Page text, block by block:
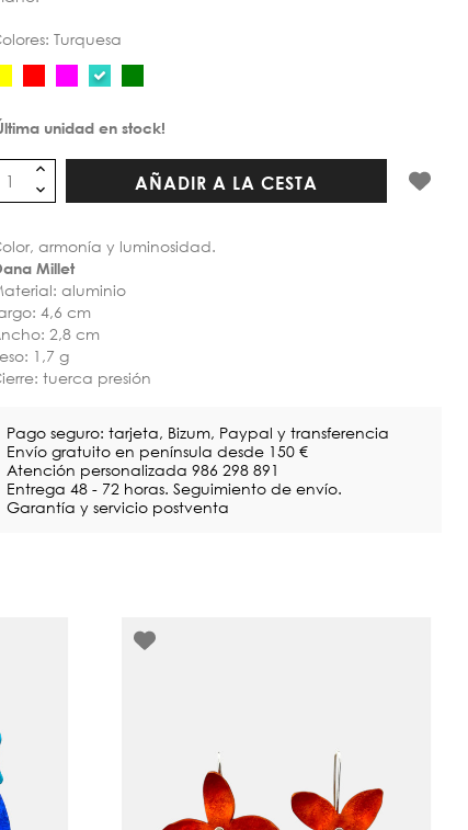
Turquesa
unidad en stock!
AÑADIR A LA CESTA
armonía y luminosidad.
Millet
aluminio
4,6 cm
2,8 cm
1,7 g
tuerca presión
Pago seguro: tarjeta, Bizum, Paypal y transferencia
Envío gratuito en península desde 150 €
Atención personalizada 986 298 891
Entrega 48 - 72 horas. Seguimiento de envío.
Garantía y servicio postventa